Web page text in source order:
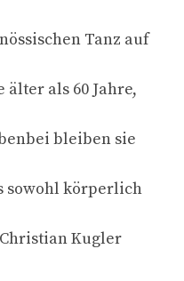
Tanz auf
als 60 Jahre,
bleiben sie
sowohl körperlich
Kugler